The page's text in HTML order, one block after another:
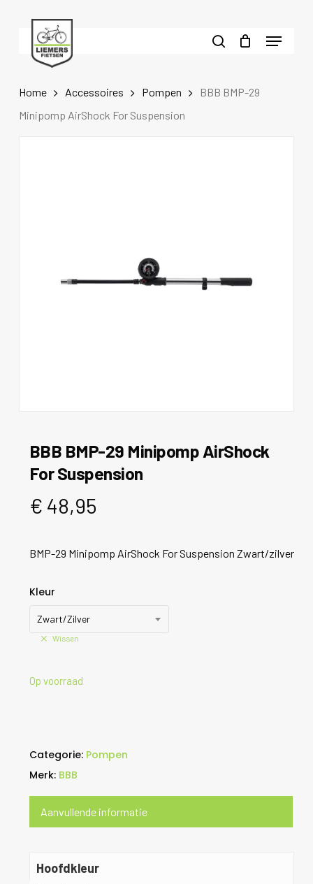
Menu
Home Accessoires Pompen
BBB BMP-29
Minipomp AirShock For Suspension
BBB BMP-29 Minipomp AirShock
For Suspension
€ 48,95
BMP-29 Minipomp AirShock For Suspension Zwart/zilver
Kleur
Zwart/Zilver
Wissen
Op voorraad
Categorie: Pompen
Merk: BBB
Aanvullende informatie
Hoofdkleur